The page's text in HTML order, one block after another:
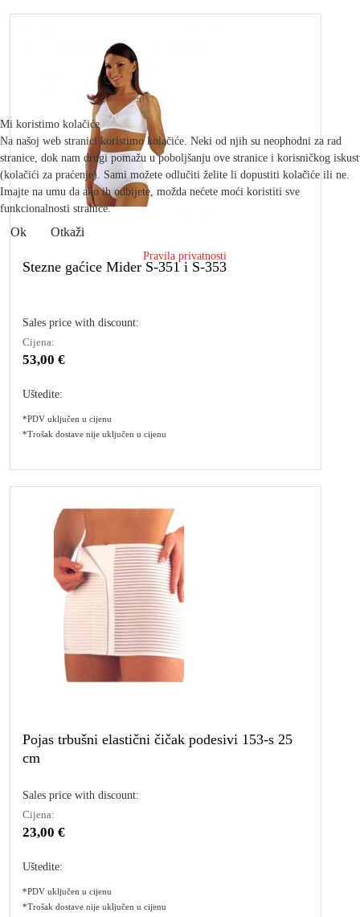
Stezne gaćice Mider S-351 i S-353
Sales price with discount:
Cijena:
53,00 €
Uštedite:
*PDV uključen u cijenu
*Trošak dostave nije uključen u cijenu
Pojas trbušni elastični čičak podesivi 153-s 25
cm
Sales price with discount:
Cijena:
23,00 €
Uštedite:
*PDV uključen u cijenu
*Trošak dostave nije uključen u cijenu
Mi koristimo kolačiće
Na našoj web stranici koristimo kolačiće. Neki od njih su neophodni za rad
stranice, dok nam drugi pomažu u poboljšanju ove stranice i korisničkog
(kolačići za praćenje). Sami možete odlučiti želite li dopustiti kolačiće ili ne.
Imajte na umu da ako ih odbijete, možda nećete moći koristiti sve
funkcionalnosti stranice.
Ok Otkaži
Pravila privatnosti